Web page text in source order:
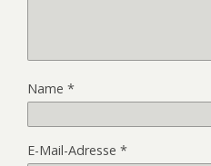
Name *
E-Mail-Adresse *